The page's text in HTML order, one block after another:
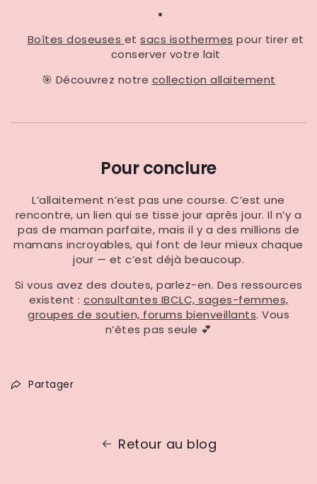
Boîtes doseuses et sacs isothermes pour tirer et
conserver votre lait
🎯 Découvrez notre collection allaitement
Pour conclure
L’allaitement n’est pas une course. C’est une
rencontre, un lien qui se tisse jour après jour. Il n’y a
pas de maman parfaite, mais il y a des millions de
mamans incroyables, qui font de leur mieux chaque
jour — et c’est déjà beaucoup.
Si vous avez des doutes, parlez-en. Des ressources
existent : consultantes IBCLC, sages-femmes,
groupes de soutien, forums bienveillants. Vous
n’êtes pas seule 💕
Partager
Retour au blog